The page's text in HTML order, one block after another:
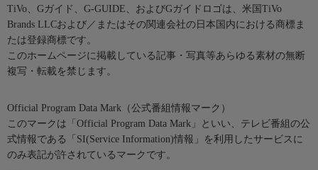
TiVo、Gガイド、G-GUIDE、およびGガイドロゴは、米国TiVo
Brands LLCおよび／またはその関連会社の日本国内における商標ま
たは登録商標です。
このホームページに掲載している記事・写真等あらゆる素材の無断
複写・転載を禁じます。
Official Program Data Mark（公式番組情報マーク）
このマークは「Official Program Data Mark」といい、テレビ番組の公
式情報である「SI(Service Information)情報」を利用したサービスに
のみ表記が許されているマークです。